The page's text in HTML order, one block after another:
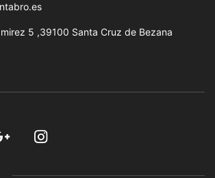
5 ,39100 Santa Cruz de Bezana